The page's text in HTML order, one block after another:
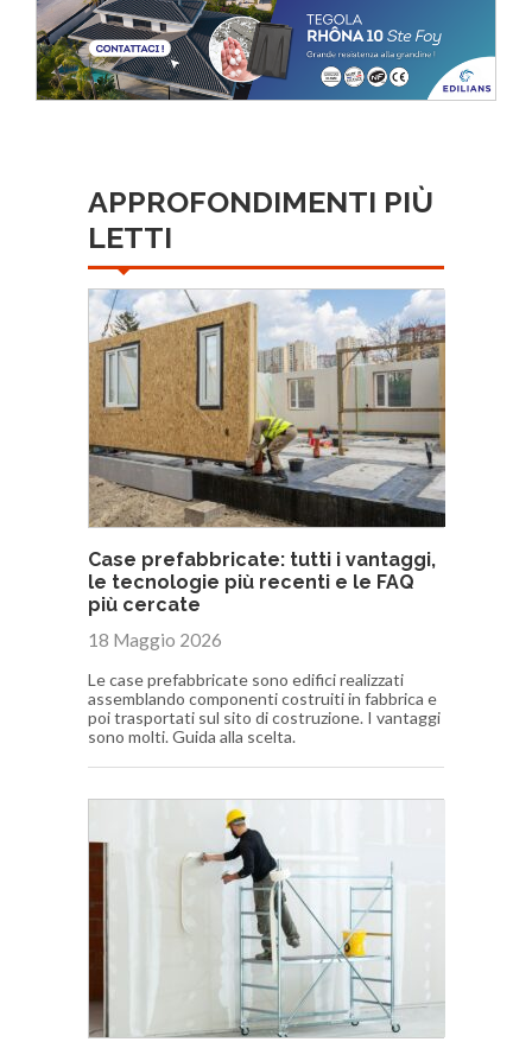
APPROFONDIMENTI PIÙ
LETTI
Case prefabbricate: tutti i vantaggi,
le tecnologie più recenti e le FAQ
più cercate
18 Maggio 2026
Le case prefabbricate sono edifici realizzati
assemblando componenti costruiti in fabbrica e
poi trasportati sul sito di costruzione. I vantaggi
sono molti. Guida alla scelta.